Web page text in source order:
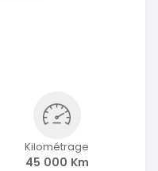
Kilométrage
45 000 Km